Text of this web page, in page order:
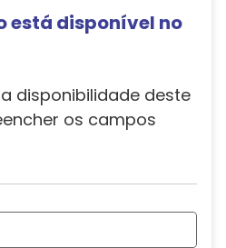
está disponível no
disponibilidade deste
os campos